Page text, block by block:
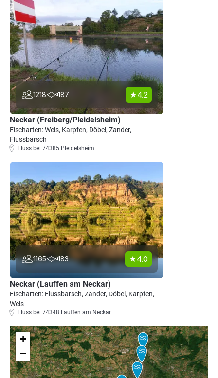
1218 187 4.2
Neckar (Freiberg/Pleidelsheim)
Fischarten: Wels, Karpfen, Döbel, Zander,
Flussbarsch
Fluss bei 74385 Pleidelsheim
1165 183 4.0
Neckar (Lauffen am Neckar)
Fischarten: Flussbarsch, Zander, Döbel, Karpfen,
Wels
Fluss bei 74348 Lauffen am Neckar
+
−